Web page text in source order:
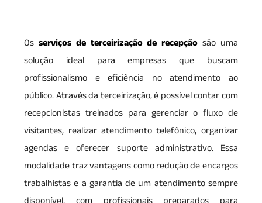
Osserviços de terceirização de recepção são uma
solução ideal para empresas que buscam
profissionalismo e eficiência no atendimento ao
público. Através da terceirização, é possível contar com
recepcionistas treinados para gerenciar o fluxo de
visitantes, realizar atendimento telefônico, organizar
agendas e oferecer suporte administrativo. Essa
modalidade traz vantagens como redução de encargos
trabalhistas e a garantia de um atendimento sempre